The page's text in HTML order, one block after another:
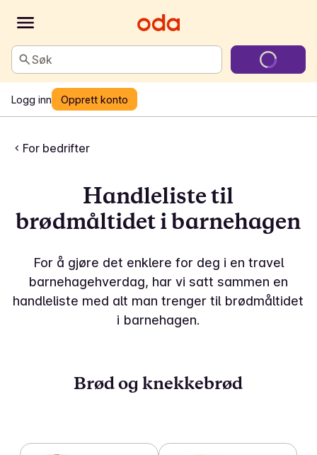
Søk
Logg inn Opprett konto
For bedrifter
Handleliste til
brødmåltidet i barnehagen
For å gjøre det enklere for deg i en travel
barnehagehverdag, har vi satt sammen en
handleliste med alt man trenger til brødmåltidet
i barnehagen.
Brød og knekkebrød